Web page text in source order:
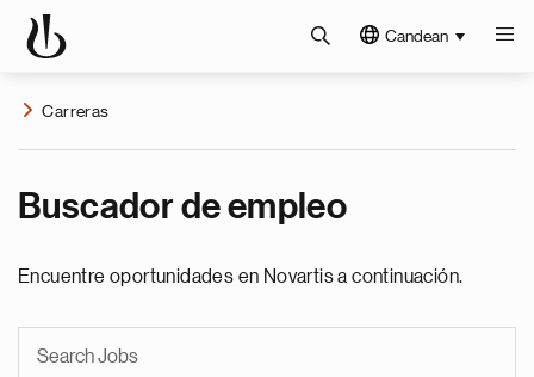
Candean
Carreras
Buscador de empleo
Encuentre oportunidades en Novartis a continuación.